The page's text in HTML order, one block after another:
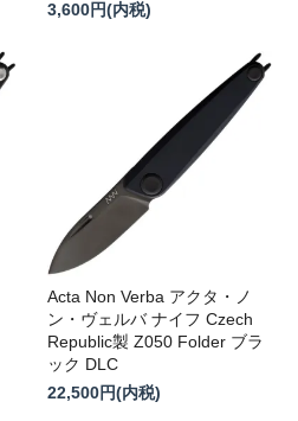
3,600円(内税)
Acta Non Verba アクタ・ノ
ン・ヴェルバ ナイフ Czech
Republic製 Z050 Folder ブラ
ック DLC
22,500円(内税)